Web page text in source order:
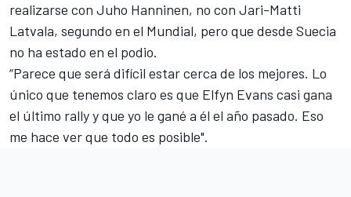
realizarse con Juho Hanninen, no con Jari-Matti
Latvala, segundo en el Mundial, pero que desde Suecia
no ha estado en el podio.
“Parece que será difícil estar cerca de los mejores. Lo
único que tenemos claro es que Elfyn Evans casi gana
el último rallyy que yo le gané a él el año pasado. Eso
me hace ver que todo es posible".